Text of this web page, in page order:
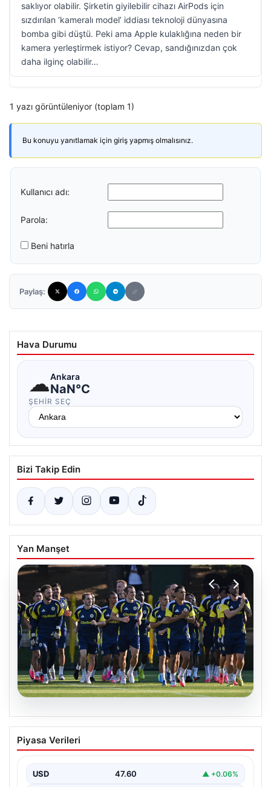
saklıyor olabilir. Şirketin giyilebilir cihazı AirPods için
sızdırılan ‘kameralı model’ iddiası teknoloji dünyasına
bomba gibi düştü. Peki ama Apple kulaklığına neden bir
kamera yerleştirmek istiyor? Cevap, sandığınızdan çok
daha ilginç olabilir…
1 yazı görüntüleniyor (toplam 1)
Bu konuyu yanıtlamak için giriş yapmış olmalısınız.
Kullanıcı adı:
Parola:
Beni hatırla
Paylaş:
Hava Durumu
☁Ankara
NaN°C
ŞEHIR SEÇ
Bizi Takip Edin
Yan Manşet
05.08.2026
Fenerbahçe’nin Avrupa kadrosunda
Sturm Graz maçı öncesi değişiklik!
Piyasa Verileri
USD 47.60 ▲ +0.06%